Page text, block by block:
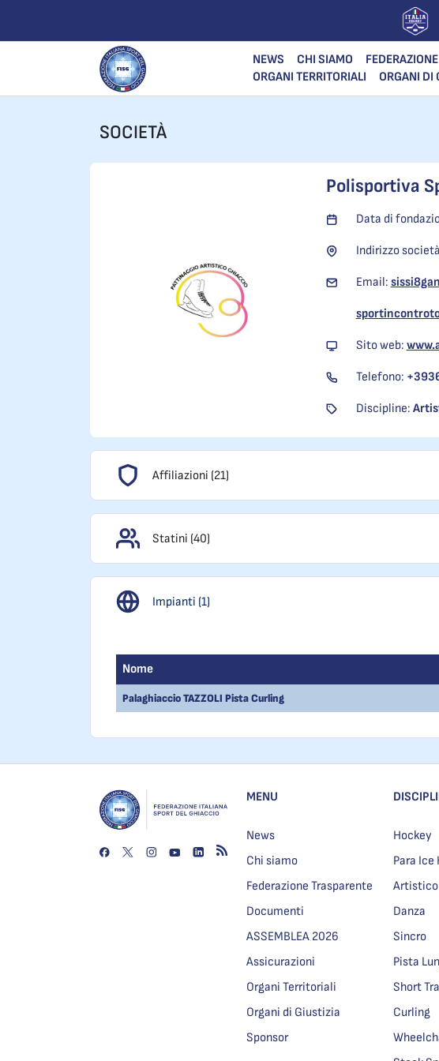
NEWS CHI SIAMO
ORGANI TERRITORIALI
ORGANI DI
SOCIETÀ
Polisportiva
Data di
Indirizzo
Email:
Sito web:
Telefono:
Discipline:
Affiliazioni (21)
Statini (40)
Impianti (1)
Nome
Palaghiaccio TAZZOLI Pista Curling
MENU
News
Chi siamo
Federazione Trasparente
Documenti
ASSEMBLEA 2026
Assicurazioni
Organi Territoriali
Organi di Giustizia
Sponsor
Hockey
Para Ice
Artistico
Danza
Sincro
Pista
Short
Curling